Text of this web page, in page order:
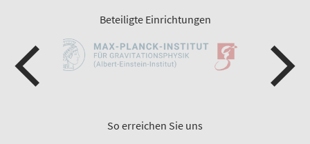
Beteiligte Einrichtungen
So erreichen Sie uns